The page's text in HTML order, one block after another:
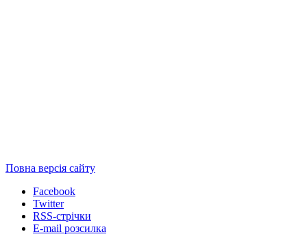
Повна версія сайту
Facebook
Twitter
RSS-стрічки
E-mail розсилка